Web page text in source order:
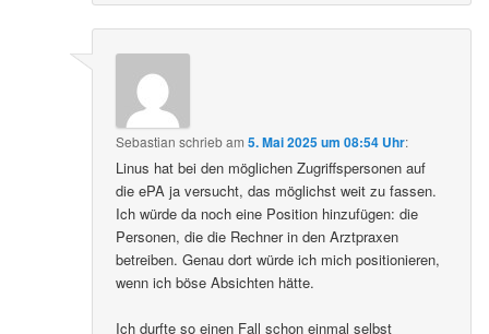
Sebastian schriebam5. Mai 2025 um 08:54 Uhr:
Linus hat bei den möglichen Zugriffspersonen auf
die ePA ja versucht, das möglichst weit zu fassen.
Ich würde da noch eine Position hinzufügen: die
Personen, die die Rechner in den Arztpraxen
betreiben. Genau dort würde ich mich positionieren,
wenn ich böse Absichten hätte.
Ich durfte so einen Fall schon einmal selbst